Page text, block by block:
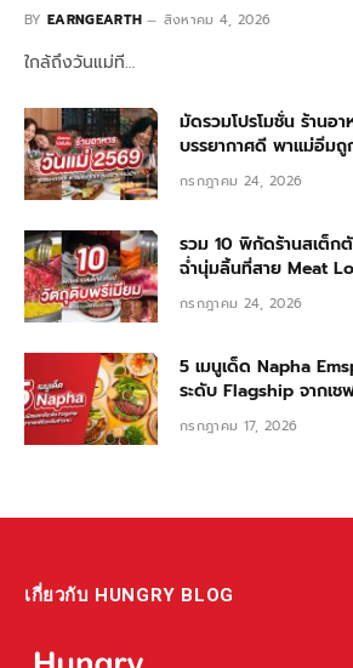
BY EARNGEARTH สิงหาคม 4, 2026
ใกล้ถึงวันแม่ที…
มัดรวมโปรโมชั่น ร้านอ
บรรยากาศดี พาแม่อิ่มถู
กรกฎาคม 24, 2026
รวม 10 พิกัดร้านสเต็
ฉ่ำนุ่มลิ้นที่สาย Meat
กรกฎาคม 24, 2026
5 เมนูเด็ด Napha
ระดับ Flagship จากเช
กรกฎาคม 17, 2026
เกี่ยวกับ HUNGRY BLOG